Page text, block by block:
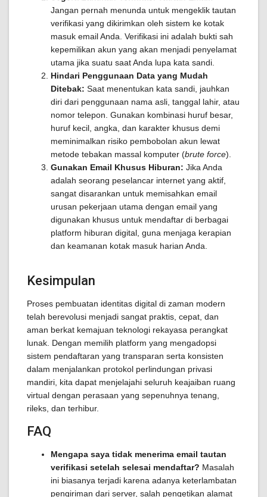
Jangan pernah menunda untuk mengeklik tautan
verifikasi yang dikirimkan oleh sistem ke kotak
masuk email Anda. Verifikasi ini adalah bukti sah
kepemilikan akun yang akan menjadi penyelamat
utama jika suatu saat Anda lupa kata sandi.
Hindari Penggunaan Data yang Mudah
Ditebak: Saat menentukan kata sandi, jauhkan
diri dari penggunaan nama asli, tanggal lahir, atau
nomor telepon. Gunakan kombinasi huruf besar,
huruf kecil, angka, dan karakter khusus demi
meminimalkan risiko pembobolan akun lewat
metode tebakan massal komputer (brute force).
Gunakan Email Khusus Hiburan: Jika Anda
adalah seorang peselancar internet yang aktif,
sangat disarankan untuk memisahkan email
urusan pekerjaan utama dengan email yang
digunakan khusus untuk mendaftar di berbagai
platform hiburan digital, guna menjaga kerapian
dan keamanan kotak masuk harian Anda.
Kesimpulan
Proses pembuatan identitas digital di zaman modern
telah berevolusi menjadi sangat praktis, cepat, dan
aman berkat kemajuan teknologi rekayasa perangkat
lunak. Dengan memilih platform yang mengadopsi
sistem pendaftaran yang transparan serta konsisten
dalam menjalankan protokol perlindungan privasi
mandiri, kita dapat menjelajahi seluruh keajaiban ruang
virtual dengan perasaan yang sepenuhnya tenang,
rileks, dan terhibur.
FAQ
Mengapa saya tidak menerima email tautan
verifikasi setelah selesai mendaftar? Masalah
ini biasanya terjadi karena adanya keterlambatan
pengiriman dari server, salah pengetikan alamat